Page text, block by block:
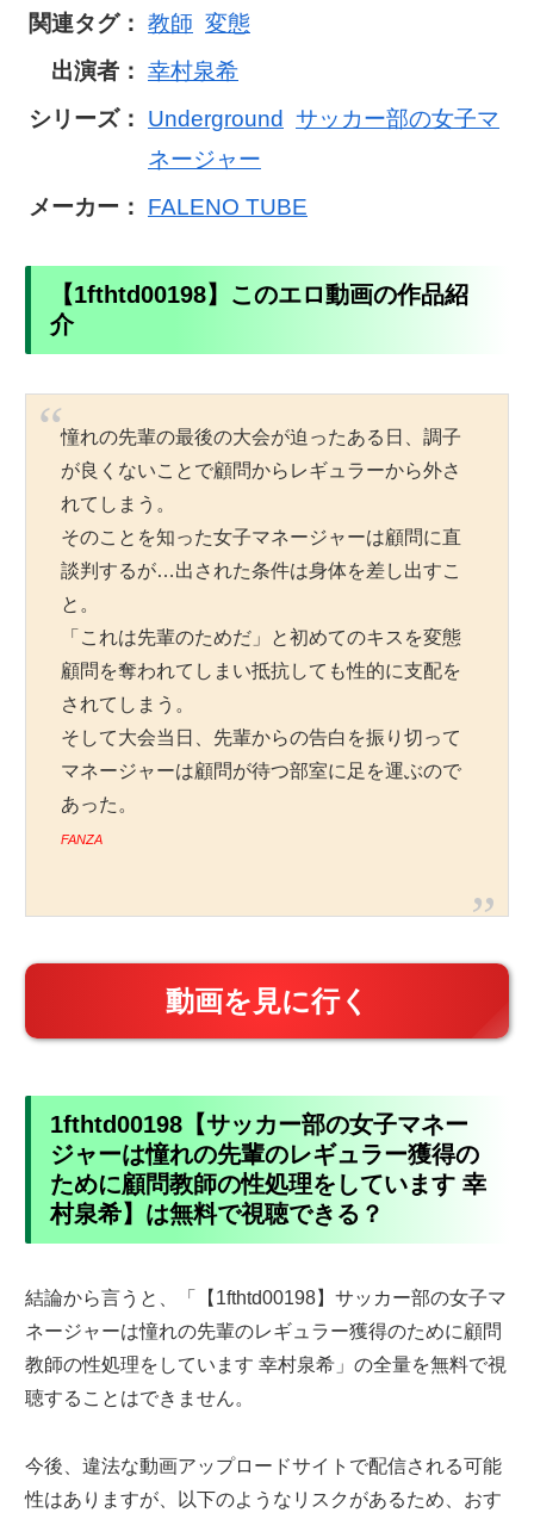
関連タグ： 教師 変態
出演者： 幸村泉希
シリーズ：
Underground
サッカー部の女子マ
ネージャー
メーカー：
FALENO TUBE
【1fthtd00198】このエロ動画の作品紹
介
憧れの先輩の最後の大会が迫ったある日、調子
が良くないことで顧問からレギュラーから外さ
れてしまう。
そのことを知った女子マネージャーは顧問に直
談判するが…出された条件は身体を差し出すこ
と。
「これは先輩のためだ」と初めてのキスを変態
顧問を奪われてしまい抵抗しても性的に支配を
されてしまう。
そして大会当日、先輩からの告白を振り切って
マネージャーは顧問が待つ部室に足を運ぶので
あった。
FANZA
動画を見に行く
1fthtd00198【サッカー部の女子マネー
ジャーは憧れの先輩のレギュラー獲得の
ために顧問教師の性処理をしています 幸
村泉希】は無料で視聴できる？
結論から言うと、「【1fthtd00198】サッカー部の女子マ
ネージャーは憧れの先輩のレギュラー獲得のために顧問
教師の性処理をしています 幸村泉希」の全量を無料で視
聴することはできません。
今後、違法な動画アップロードサイトで配信される可能
性はありますが、以下のようなリスクがあるため、おす